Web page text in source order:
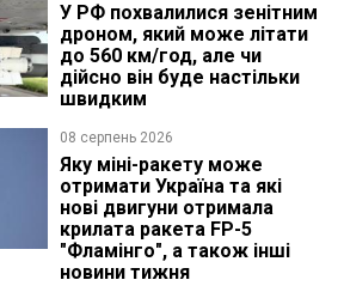
У РФ похвалилися зенітним
дроном, який може літати
до 560 км/год, але чи
дійсно він буде настільки
швидким
08 серпень 2026
Яку міні-ракету може
отримати Україна та які
нові двигуни отримала
крилата ракета FP-5
"Фламінго", а також інші
новини тижня